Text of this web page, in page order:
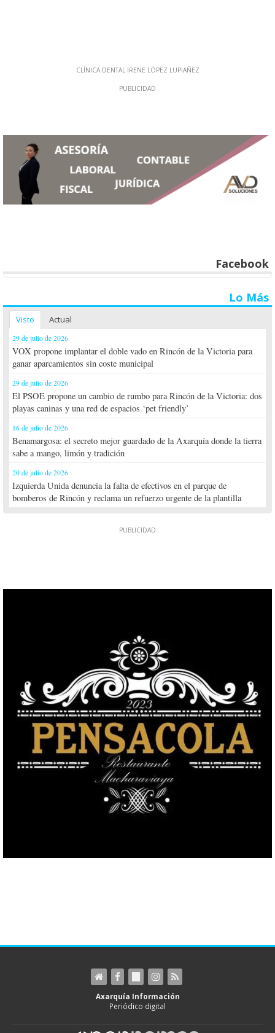
Facebook
Lo Más
Visto Actual
29 de julio de 2026
VOX propone implantar el doble vado en Rincón de la Victoria para
ganar aparcamientos sin coste municipal
29 de julio de 2026
El PSOE propone un cambio de rumbo para Rincón de la Victoria: dos
playas caninas y una red de espacios ‘pet friendly’
16 de julio de 2026
Benamargosa: el secreto mejor guardado de la Axarquía donde la tierra
sabe a mango, limón y tradición
20 de julio de 2026
Izquierda Unida denuncia la falta de efectivos en el parque de
bomberos de Rincón y reclama un refuerzo urgente de la plantilla
Axarquía Información
Periódico digital